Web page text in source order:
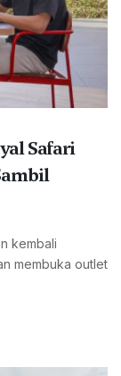
Safari
kembali
membuka outlet